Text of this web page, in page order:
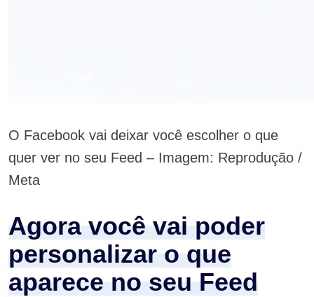
O Facebook vai deixar você escolher o que
quer ver no seu Feed – Imagem: Reprodução /
Meta
Agora você vai poder
personalizar o que
aparece no seu Feed